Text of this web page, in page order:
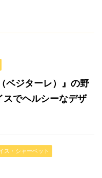
ベジターレ）』の野
スでヘルシーなデザ
ス・シャーベット